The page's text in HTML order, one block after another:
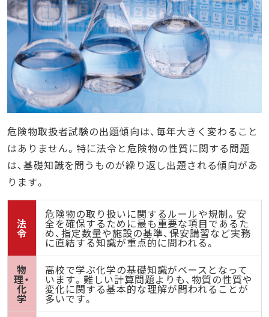
危険物取扱者試験の出題傾向は、毎年大きく変わること
はありません。特に法令と危険物の性質に関する問題
は、基礎知識を問うものが繰り返し出題される傾向があ
ります。
法
令
危険物の取り扱いに関するルールや規制。安
全を確保するために最も重要な項目であるた
め、指定数量や施設の基準、保安講習など実務
に直結する知識が重点的に問われる。
物
理・
化
学
高校で学ぶ化学の基礎知識がベースとなって
います。難しい計算問題よりも、物質の性質や
変化に関する基本的な理解が問われることが
多いです。